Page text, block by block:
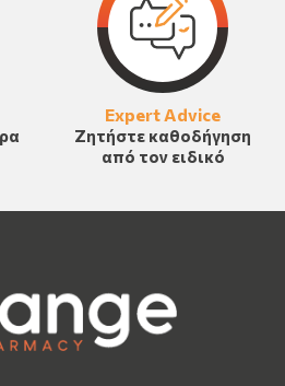
Expert Advice
Ζητήστε καθοδήγηση
από τον ειδικό